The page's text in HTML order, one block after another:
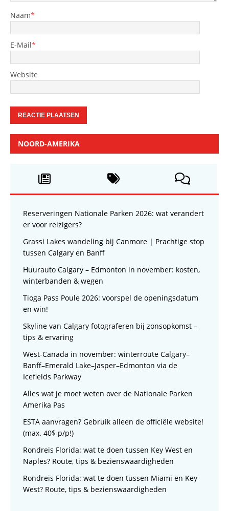
Naam*
E-Mail*
Website
NOORD-AMERIKA
Reserveringen Nationale Parken 2026: wat verandert
er voor reizigers?
Grassi Lakes wandeling bij Canmore | Prachtige stop
tussen Calgary en Banff
Huurauto Calgary – Edmonton in november: kosten,
winterbanden & wegen
Tioga Pass Poule 2026: voorspel de openingsdatum
en win!
Skyline van Calgary fotograferen bij zonsopkomst –
tips & ervaring
West-Canada in november: winterroute Calgary–
Banff–Emerald Lake–Jasper–Edmonton via de
Icefields Parkway
Alles wat je moet weten over de Nationale Parken
Amerika Pas
ESTA aanvragen? Gebruik alleen de officiële website!
(max. 40$ p/p!)
Rondreis Florida: wat te doen tussen Key West en
Naples? Route, tips & bezienswaardigheden
Rondreis Florida: wat te doen tussen Miami en Key
West? Route, tips & bezienswaardigheden